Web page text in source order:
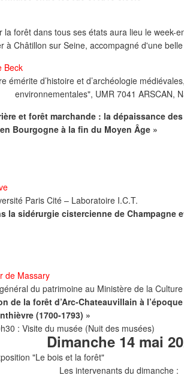
Beck
émérite d’histoire et d’archéologie
environnementales", UMR 7041 ARSCAN,
et forêt marchande : la dépaissance
Bourgogne à la fin du Moyen Âge »
Paris Cité – Laboratoire I.C.T.
la sidérurgie cistercienne de Champagne
de Massary
du patrimoine au Ministère de la
de la forêt d’Arc-Chateauvillain à
(1700-1793) »
: Visite du musée (Nuit des musées)
Dimanche 14 mai
"Le bois et la forêt"
Les intervenants du dimanche :